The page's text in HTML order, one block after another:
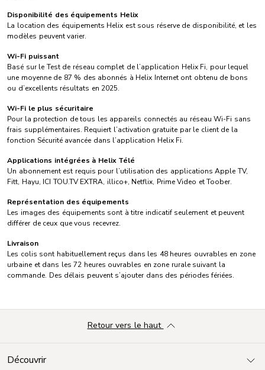
Disponibilité des équipements Helix
La location des équipements Helix est sous réserve de disponibilité, et les
modèles peuvent varier.
Wi-Fi puissant
Basé sur le Test de réseau complet de l’application Helix Fi, pour lequel
une moyenne de 87 % des abonnés à Helix Internet ont obtenu de bons
ou d’excellents résultats en 2025.
Wi-Fi le plus sécuritaire
Pour la protection de tous les appareils connectés au réseau Wi-Fi sans
frais supplémentaires. Requiert l’activation gratuite par le client de la
fonction Sécurité avancée dans l’application Helix Fi.
Applications intégrées à Helix Télé
Un abonnement est requis pour l’utilisation des applications Apple TV,
Fitt, Hayu, ICI TOU.TV EXTRA, illico+, Netflix, Prime Video et Toober.
Représentation des équipements
Les images des équipements sont à titre indicatif seulement et peuvent
différer de ceux que vous recevrez.
Livraison
Les colis sont habituellement reçus dans les 48 heures ouvrables en zone
urbaine et dans les 72 heures ouvrables en zone rurale suivant la
commande. Des délais peuvent s’ajouter dans des périodes fériées.
Découvrir
Retour vers le haut